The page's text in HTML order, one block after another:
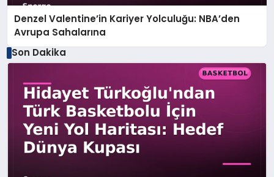
Denzel Valentine’in Kariyer Yolculuğu: NBA’den
Avrupa Sahalarına
Son Dakika